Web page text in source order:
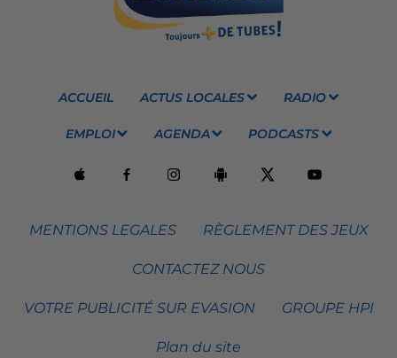
ACCUEIL ACTUS LOCALES RADIO
EMPLOI AGENDA PODCASTS
MENTIONS LEGALES RÈGLEMENT DES JEUX
CONTACTEZ NOUS
VOTRE PUBLICITÉ SUR EVASION GROUPE HPI
Plan du site